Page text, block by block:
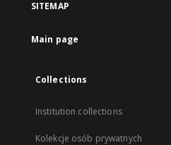
SITEMAP
Main page
Collections
Institution collections
Kolekcje osób prywatnych